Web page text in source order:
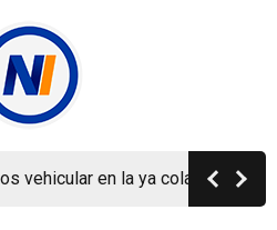
en la ya colapsada